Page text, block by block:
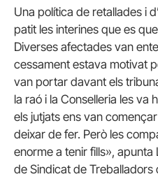
Una política de retallades i
patit les interines que es
Diverses afectades van
cessament estava motivat
van portar davant els
la raó i la Conselleria les va
els jutjats ens van
deixar de fer. Però les
enorme a tenir fills»,
de Sindicat de Treballadors